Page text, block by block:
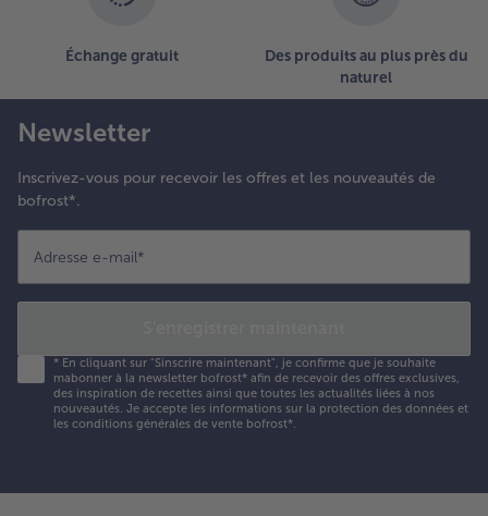
Échange gratuit
Des produits au plus près du
naturel
Newsletter
Inscrivez-vous pour recevoir les offres et les nouveautés de
bofrost*.
Adresse e-mail*
* En cliquant sur "Sinscrire maintenant", je confirme que je souhaite
mabonner à la newsletter bofrost* afin de recevoir des offres exclusives,
des inspiration de recettes ainsi que toutes les actualités liées à nos
nouveautés. Je accepte les informations sur la protection des données et
les conditions générales de vente bofrost*.